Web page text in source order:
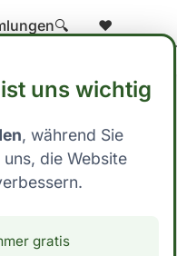
🔍
❤️
uns wichtig
, während Sie
die Website
gratis